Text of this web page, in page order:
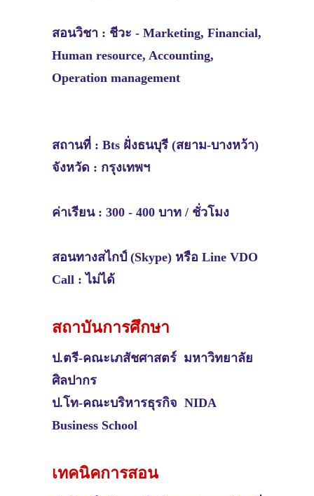
สอนวิชา : ชีวะ - Marketing, Financial,
Human resource, Accounting,
Operation management
สถานที่ : Bts ฝั่งธนบุรี (สยาม-บางหว้า)
จังหวัด : กรุงเทพฯ
ค่าเรียน : 300 - 400 บาท / ชั่วโมง
สอนทางสไกป์ (Skype) หรือ Line VDO
Call : ไม่ได้
สถาบันการศึกษา
ป.ตรี-คณะเภสัชศาสตร์ มหาวิทยาลัย
ศิลปากร
ป.โท-คณะบริหารธุรกิจ NIDA
Business School
เทคนิคการสอน